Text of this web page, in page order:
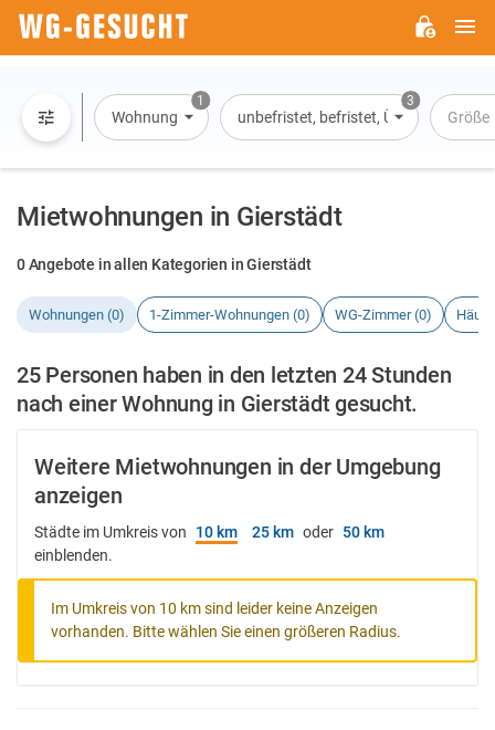
1
Wohnung
3
unbefristet, befristet, Übernachtung
Größe
Mietwohnungen in Gierstädt
0 Angebote in allen Kategorien in Gierstädt
Wohnungen (0) 1-Zimmer-Wohnungen (0) WG-Zimmer (0)
25 Personen haben in den letzten 24 Stunden
nach einer Wohnung in Gierstädt gesucht.
Weitere Mietwohnungen in der Umgebung
anzeigen
Städte im Umkreis von 10 km 25 km oder 50 km
einblenden.
Im Umkreis von 10 km sind leider keine Anzeigen
vorhanden. Bitte wählen Sie einen größeren Radius.